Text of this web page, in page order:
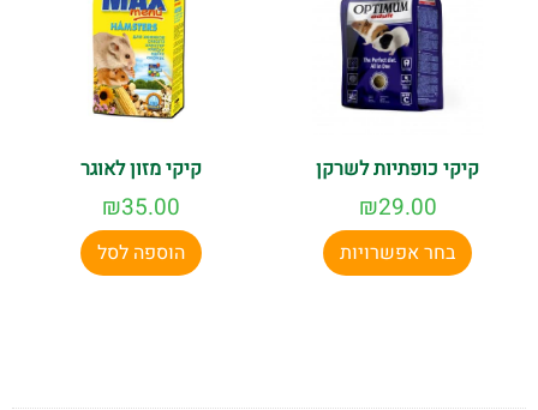
קיקי כופתיות לשרקן
₪29.00
בחר אפשרויות
קיקי מזון לאוגר
₪35.00
הוספה לסל